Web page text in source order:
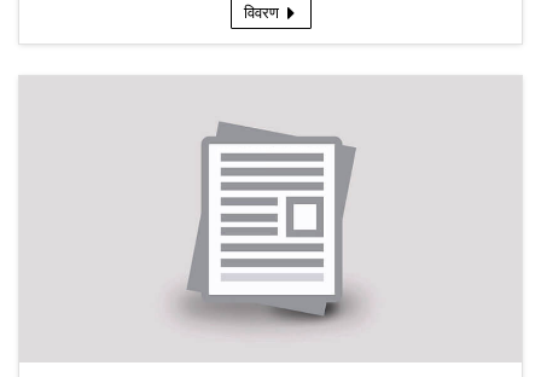
विवरण